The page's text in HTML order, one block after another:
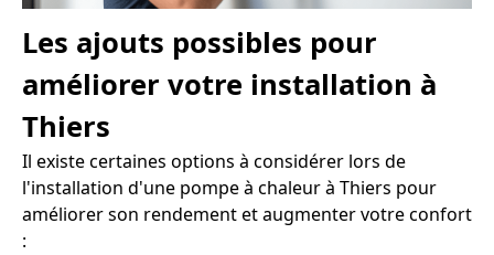
Les ajouts possibles pour
améliorer votre installation à
Thiers
Il existe certaines options à considérer lors de
l'installation d'une pompe à chaleur à Thiers pour
améliorer son rendement et augmenter votre confort
: